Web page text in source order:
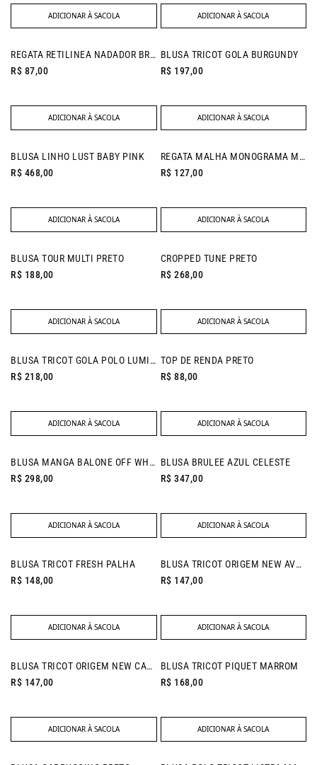
ADICIONAR À SACOLA ADICIONAR À SACOLA
REGATA RETILINEA NADADOR BRANCO
R$ 87,00
ADICIONAR À SACOLA
BLUSA TRICOT GOLA BURGUNDY
R$ 197,00
ADICIONAR À SACOLA
NEW IN
BLUSA LINHO LUST BABY PINK
R$ 468,00
ADICIONAR À SACOLA
NEW IN
REGATA MALHA MONOGRAMA MARINHO
R$ 127,00
ADICIONAR À SACOLA
NEW IN
BLUSA TOUR MULTI PRETO
R$ 188,00
ADICIONAR À SACOLA
NEW IN
CROPPED TUNE PRETO
R$ 268,00
ADICIONAR À SACOLA
BLUSA TRICOT GOLA POLO LUMINOUS BLUE
R$ 218,00
ADICIONAR À SACOLA
NEW IN
TOP DE RENDA PRETO
R$ 88,00
ADICIONAR À SACOLA
NEW IN
BLUSA MANGA BALONE OFF WHITE
R$ 298,00
ADICIONAR À SACOLA
NEW IN
BLUSA BRULEE AZUL CELESTE
R$ 347,00
ADICIONAR À SACOLA
NEW IN
BLUSA TRICOT FRESH PALHA
R$ 148,00
ADICIONAR À SACOLA
BLUSA TRICOT ORIGEM NEW AVOCADO
R$ 147,00
ADICIONAR À SACOLA
BLUSA TRICOT ORIGEM NEW CAQUI
R$ 147,00
ADICIONAR À SACOLA
NEW IN
BLUSA TRICOT PIQUET MARROM
R$ 168,00
ADICIONAR À SACOLA